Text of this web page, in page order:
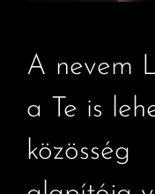
A nevem
a Te is
közösség